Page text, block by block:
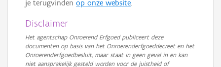
je terugvinden op onze website.
Disclaimer
Het agentschap Onroerend Erfgoed publiceert deze
documenten op basis van het Onroerenderfgoeddecreet en het
Onroerenderfgoedbesluit, maar staat in geen geval in en kan
niet aansprakelijk gesteld worden voor de juistheid of